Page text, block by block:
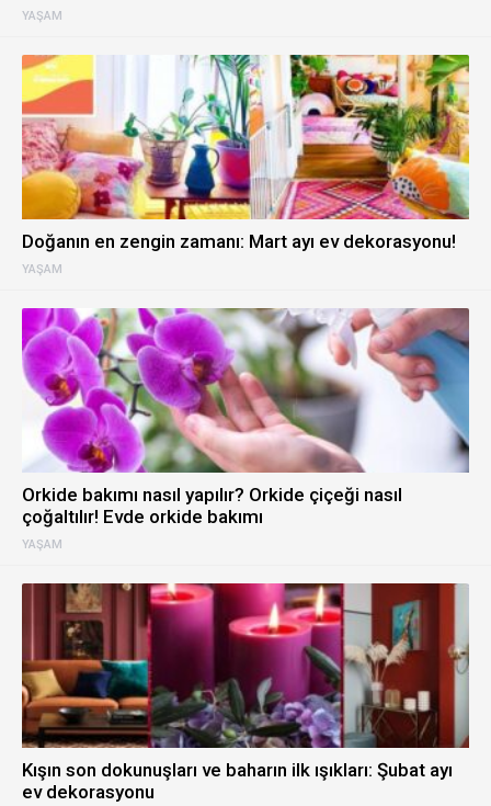
YAŞAM
YAŞAM
Doğanın en zengin zamanı: Mart ayı ev dekorasyonu!
YAŞAM
Orkide bakımı nasıl yapılır? Orkide çiçeği nasıl
çoğaltılır! Evde orkide bakımı
Kışın son dokunuşları ve baharın ilk ışıkları: Şubat ayı
ev dekorasyonu